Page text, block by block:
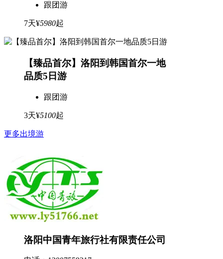
跟团游
7天¥5980起
【臻品首尔】洛阳到韩国首尔一地
品质5日游
跟团游
3天¥5100起
更多出境游
洛阳中国青年旅行社有限责任公司